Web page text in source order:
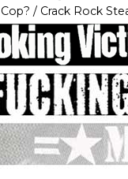
/ Crack Rock